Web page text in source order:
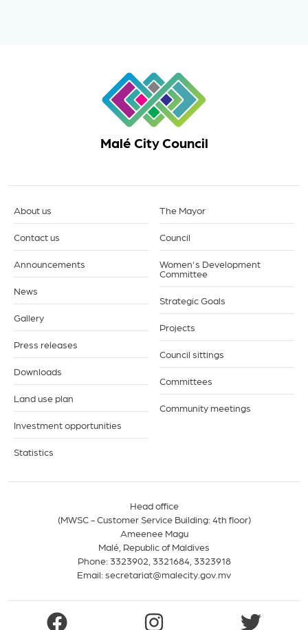
Malé City Council
About us
Contact us
Announcements
News
Gallery
Press releases
Downloads
Land use plan
Investment opportunities
Statistics
The Mayor
Council
Women's Development
Committee
Strategic Goals
Projects
Council sittings
Committees
Community meetings
Head office
(MWSC - Customer Service Building: 4th floor)
Ameenee Magu
Malé, Republic of Maldives
Phone: 3323902 3321684, 3323918
Email: secretariat@malecity.gov.mv